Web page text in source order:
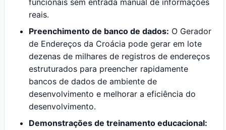
funcionais sem entrada manual de informações
reais.
Preenchimento de banco de dados: O Gerador
de Endereços da Croácia pode gerar em lote
dezenas de milhares de registros de endereços
estruturados para preencher rapidamente
bancos de dados de ambiente de
desenvolvimento e melhorar a eficiência do
desenvolvimento.
Demonstrações de treinamento educacional: